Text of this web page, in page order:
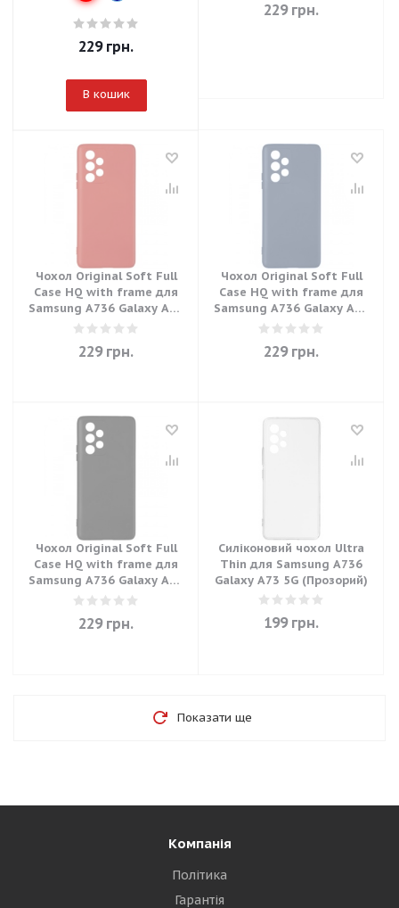
229грн.
В кошик
229грн.
Чохол Original Soft Full
Case HQ with frame для
Samsung A736 Galaxy A73
5G - Red
229грн.
Чохол Original Soft Full
Case HQ with frame для
Samsung A736 Galaxy A73
5G - Blue
229грн.
Чохол Original Soft Full
Case HQ with frame для
Samsung A736 Galaxy A73
5G - Black
229грн.
Силіконовий чохол Ultra
Thin для Samsung A736
Galaxy A73 5G (Прозорий)
199грн.
Показати ще
Компанія
Політика
Гарантія